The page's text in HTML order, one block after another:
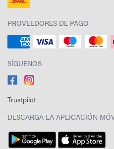
PROVEEDORES DE PAGO
SÍGUENOS
Trustpilot
DESCARGA LA APLICACIÓN